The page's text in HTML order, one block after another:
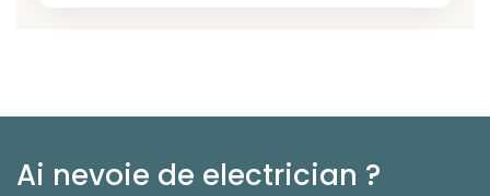
Ai nevoie de electrician ?